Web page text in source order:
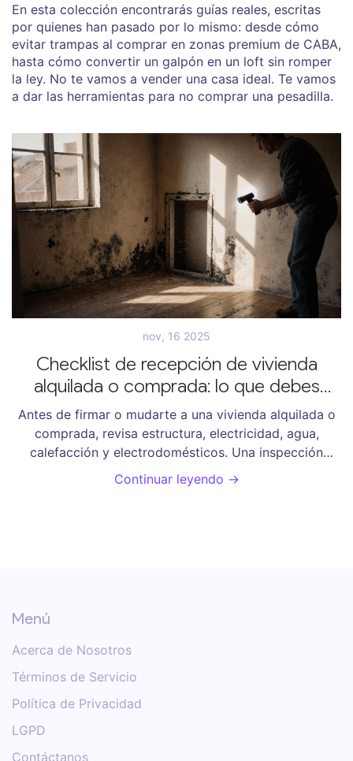
En esta colección encontrarás guías reales, escritas
por quienes han pasado por lo mismo: desde cómo
evitar trampas al comprar en zonas premium de CABA,
hasta cómo convertir un galpón en un loft sin romper
la ley. No te vamos a vender una casa ideal. Te vamos
a dar las herramientas para no comprar una pesadilla.
nov, 16 2025
Checklist de recepción de vivienda
alquilada o comprada: lo que debes
revisar antes de firmar o mudarte
Antes de firmar o mudarte a una vivienda alquilada o
comprada, revisa estructura, electricidad, agua,
calefacción y electrodomésticos. Una inspección
detallada evita costos sorpresa y disputas legales.
Conoce qué debes verificar en Mendoza.
Continuar leyendo →
Menú
Acerca de Nosotros
Términos de Servicio
Política de Privacidad
LGPD
Contáctanos